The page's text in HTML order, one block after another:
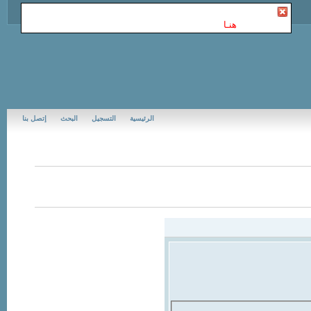
هنـا
إتصل بنا البحث التسجيل الرئيسية